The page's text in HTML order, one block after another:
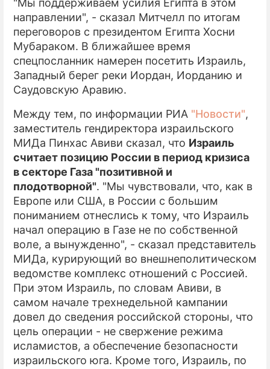
"Мы поддерживаем усилия Египта в этом
направлении", - сказал Митчелл по итогам
переговоров с президентом Египта Хосни
Мубараком. В ближайшее время
спецпосланник намерен посетить Израиль,
Западный берег реки Иордан, Иорданию и
Саудовскую Аравию.
Между тем, по информации РИА "Новости",
заместитель гендиректора израильского
МИДа Пинхас Авиви сказал, что Израиль
считает позицию России в период кризиса
в секторе Газа "позитивной и
плодотворной". "Мы чувствовали, что, как в
Европе или США, в России с большим
пониманием отнеслись к тому, что Израиль
начал операцию в Газе не по собственной
воле, а вынужденно", - сказал представитель
МИДа, курирующий во внешнеполитическом
ведомстве комплекс отношений с Россией.
При этом Израиль, по словам Авиви, в
самом начале трехнедельной кампании
довел до сведения российской стороны, что
цель операции - не свержение режима
исламистов, а обеспечение безопасности
израильского юга. Кроме того, Израиль, по